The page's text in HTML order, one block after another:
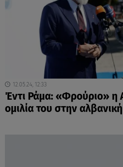
12.05.24, 12:33
Έντι Ράμα: «Φρούριο» η
ομιλία του στην